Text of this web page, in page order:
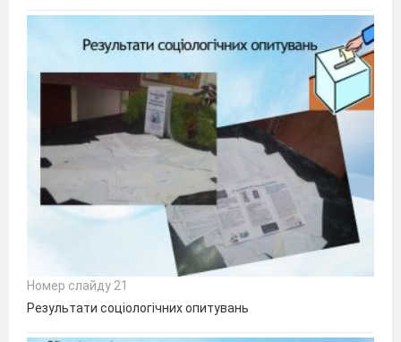
Номер слайду 21
Результати соціологічних опитувань